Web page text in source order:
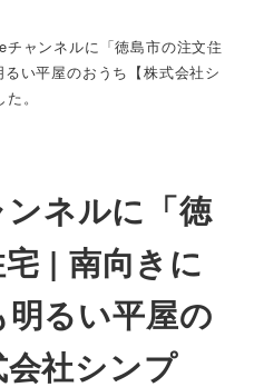
MENU
チャンネルに「徳島市の注文住
い平屋のおうち【株式会社シ
。
ネルに「徳
| 南向きに
るい平屋の
社シンプ